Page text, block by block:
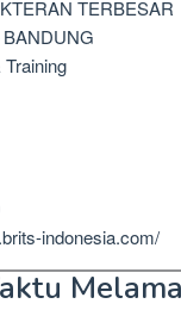
TERBESAR
indonesia.com/